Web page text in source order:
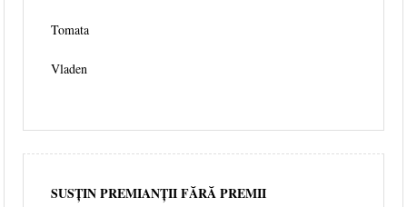
Tomata
Vladen
SUSȚIN PREMIANȚII FĂRĂ PREMII